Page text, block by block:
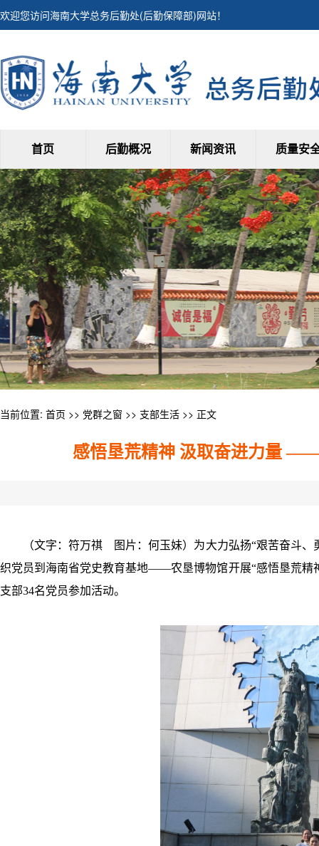
欢迎您访问海南大学总务后勤处(后勤保障部)网站！
首页 后勤概况 新闻资讯 质量安
当前位置: 首页 >> 党群之窗 >> 支部生活 >> 正文
感悟垦荒精神 汲取奋进力量
（文字：符万祺 图片：何玉妹）为大力弘扬“艰苦奋斗
织党员到海南省党史教育基地——农垦博物馆开展“感悟垦荒精
支部34名党员参加活动。